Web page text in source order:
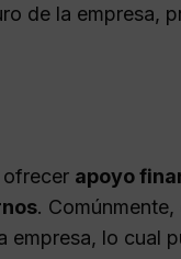
de la empresa,
ofrecer apoyo
.
lo cual